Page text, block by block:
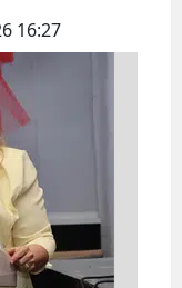
16:27